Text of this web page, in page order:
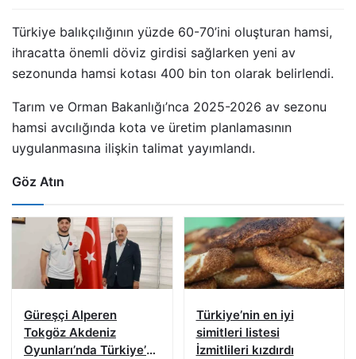
Türkiye balıkçılığının yüzde 60-70’ini oluşturan hamsi,
ihracatta önemli döviz girdisi sağlarken yeni av
sezonunda hamsi kotası 400 bin ton olarak belirlendi.
Tarım ve Orman Bakanlığı’nca 2025-2026 av sezonu
hamsi avcılığında kota ve üretim planlamasının
uygulanmasına ilişkin talimat yayımlandı.
Göz Atın
Güreşçi Alperen
Tokgöz Akdeniz
Oyunları’nda Türkiye’yi
Türkiye’nin en iyi
simitleri listesi
İzmitlileri kızdırdı